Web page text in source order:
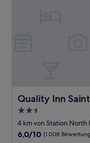
Quality Inn
Quality Inn Saint
2.5-
Sterne-
Unterkunft
4 km von Station
6.0
6,0/10 (1.008